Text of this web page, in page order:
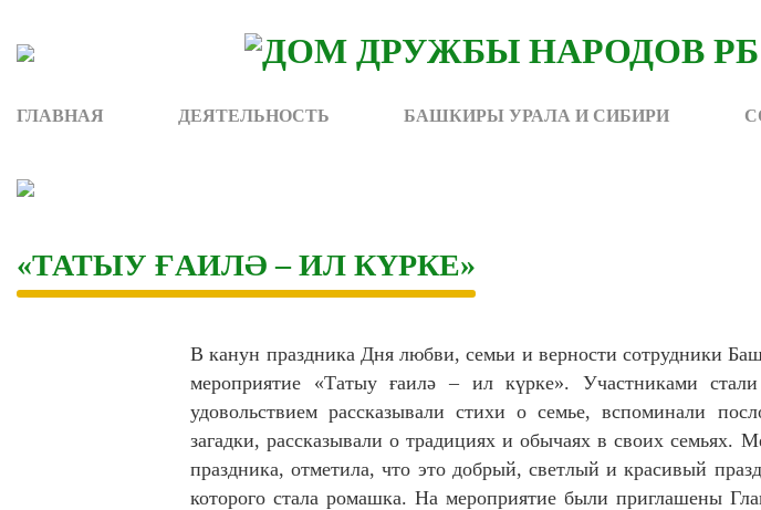
content
ГЛАВНАЯ ДЕЯТЕЛЬНОСТЬ БАШКИРЫ УРАЛА И СИБИРИ
«ТАТЫУ ҒАИЛӘ – ИЛ КҮРКЕ»
В канун праздника Дня любви, семьи и верности сотрудники
мероприятие «Татыу ғаилә – ил күрке». Участниками
удовольствием рассказывали стихи о семье, вспоминали
загадки, рассказывали о традициях и обычаях в своих семьях.
праздника, отметила, что это добрый, светлый и красивый
которого стала ромашка. На мероприятие были приглашены